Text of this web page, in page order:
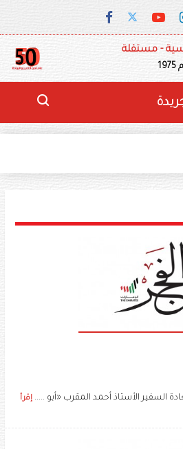
- مستقلة
السفير الأستاذ أحمد المقرب «أبو ..... إقرأ